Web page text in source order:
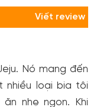
Viết review
Nó mang đến
nhiều loại bia tôi
nhẹ ngon. Khi